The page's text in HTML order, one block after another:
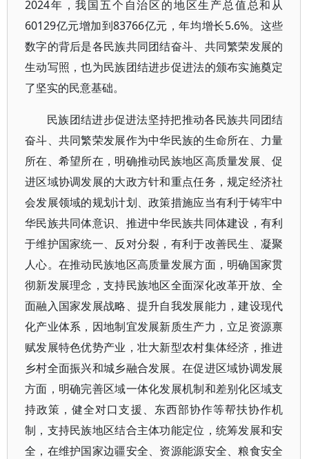
2024年，我国五个自治区的地区生产总值总和从
60129亿元增加到83766亿元，年均增长5.6%。这些
数字的背后是各民族共同团结奋斗、共同繁荣发展的
生动写照，也为民族团结进步促进法的颁布实施奠定
了坚实的民意基础。
民族团结进步促进法坚持把推动各民族共同团结
奋斗、共同繁荣发展作为中华民族的生命所在、力量
所在、希望所在，明确推动民族地区高质量发展、促
进区域协调发展的大政方针和重点任务，规定经济社
会发展领域的规划计划、政策措施应当有利于铸牢中
华民族共同体意识、推进中华民族共同体建设，有利
于维护国家统一、反对分裂，有利于改善民生、凝聚
人心。在推动民族地区高质量发展方面，明确国家贯
彻新发展理念，支持民族地区全面深化改革开放、全
面融入国家发展战略、提升自我发展能力，建设现代
化产业体系，因地制宜发展新质生产力，立足资源禀
赋发展特色优势产业，壮大新型农村集体经济，推进
乡村全面振兴和城乡融合发展。在促进区域协调发展
方面，明确完善区域一体化发展机制和差别化区域支
持政策，健全对口支援、东西部协作等帮扶协作机
制，支持民族地区结合主体功能定位，统筹发展和安
全，在维护国家边疆安全、资源能源安全、粮食安全